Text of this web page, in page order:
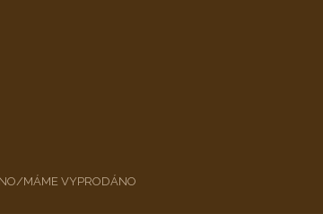
MÁME VYPRODÁNO